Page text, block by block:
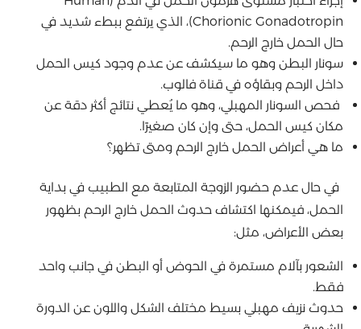
Chorionic Gonadotropin)، الذي يرتفع ببطء شديد في
حال الحمل خارج الرحم.
سونار البطن وهو ما سيكشف عن عدم وجود كيس الحمل
داخل الرحم وبقاؤه في قناة فالوب.
فحص السونار المهبلي، وهو ما يُعطي نتائج أكثر دقة عن
مكان كيس الحمل، حتى وإن كان صغيرًا.
ما هي أعراض الحمل خارج الرحم ومتى تظهر؟
في حال عدم حضور الزوجة المتابعة مع الطبيب في بداية
الحمل، فيمكنها اكتشاف حدوث الحمل خارج الرحم بظهور
بعض الأعراض، مثل:
الشعور بآلام مستمرة في الحوض أو البطن في جانب واحد
فقط.
حدوث نزيف مهبلي بسيط مختلف الشكل واللون عن الدورة